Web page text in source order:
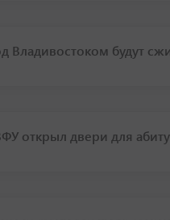
Владивостоком будут
открыл двери для